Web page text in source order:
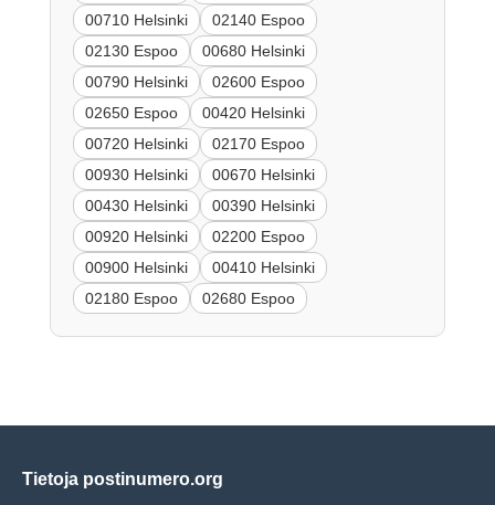
00710 Helsinki
02140 Espoo
02130 Espoo
00680 Helsinki
00790 Helsinki
02600 Espoo
02650 Espoo
00420 Helsinki
00720 Helsinki
02170 Espoo
00930 Helsinki
00670 Helsinki
00430 Helsinki
00390 Helsinki
00920 Helsinki
02200 Espoo
00900 Helsinki
00410 Helsinki
02180 Espoo
02680 Espoo
Tietoja postinumero.org